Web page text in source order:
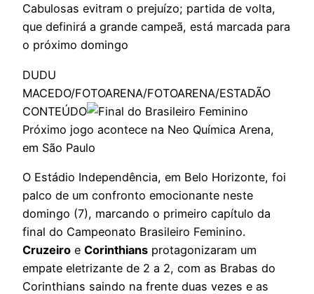
Cabulosas evitram o prejuízo; partida de volta,
que definirá a grande campeã, está marcada para
o próximo domingo
DUDU
MACEDO/FOTOARENA/FOTOARENA/ESTADÃO
CONTEÚDO
Próximo jogo acontece na Neo Química Arena,
em São Paulo
O Estádio Independência, em Belo Horizonte, foi
palco de um confronto emocionante neste
domingo (7), marcando o primeiro capítulo da
final do Campeonato Brasileiro Feminino.
Cruzeiro e Corinthians protagonizaram um
empate eletrizante de 2 a 2, com as Brabas do
Corinthians saindo na frente duas vezes e as